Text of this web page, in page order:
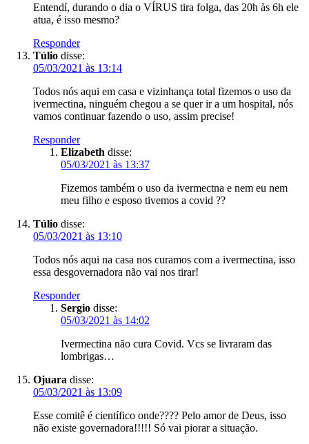
Entendí, durando o dia o VÍRUS tira folga, das 20h às 6h ele
atua, é isso mesmo?
Responder
Túlio disse:
05/03/2021 às 13:14
Todos nós aqui em casa e vizinhança total fizemos o uso da
ivermectina, ninguém chegou a se quer ir a um hospital, nós
vamos continuar fazendo o uso, assim precise!
Responder
Elizabeth disse:
05/03/2021 às 13:37
Fizemos também o uso da ivermectna e nem eu nem
meu filho e esposo tivemos a covid ??
Túlio disse:
05/03/2021 às 13:10
Todos nós aqui na casa nos curamos com a ivermectina, isso
essa desgovernadora não vai nos tirar!
Responder
Sergio disse:
05/03/2021 às 14:02
Ivermectina não cura Covid. Vcs se livraram das
lombrigas…
Ojuara disse:
05/03/2021 às 13:09
Esse comitê é científico onde???? Pelo amor de Deus, isso
não existe governadora!!!!! Só vai piorar a situação.